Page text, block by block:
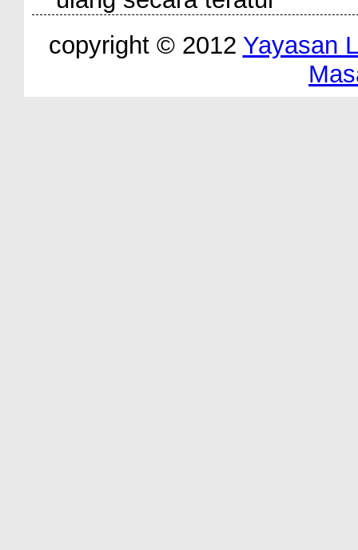
copyright © 2012 Yayasan